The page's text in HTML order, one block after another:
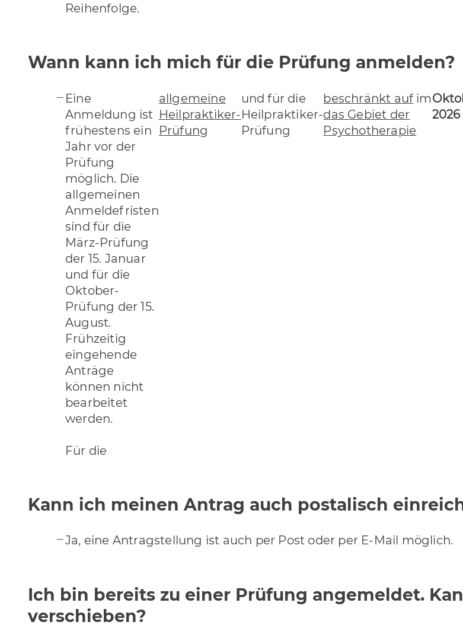
Reihenfolge.
Wann kann ich mich für die Prüfung anmelden?
Eine
Anmeldung ist
frühestens ein
Jahr vor der
Prüfung
möglich. Die
allgemeinen
Anmeldefristen
sind für die
März-Prüfung
der 15. Januar
und für die
Oktober-
Prüfung der 15.
August.
Frühzeitig
eingehende
Anträge
können nicht
bearbeitet
werden.
Für die
allgemeine
Heilpraktiker-
Prüfung
und für die
Heilpraktiker-
Prüfung
beschränkt auf
das Gebiet der
Psychotherapie
im
2026
Kann ich meinen Antrag auch postalisch
Ja, eine Antragstellung ist auch per Post oder per E-Mail möglich.
Ich bin bereits zu einer Prüfung angemeldet.
verschieben?